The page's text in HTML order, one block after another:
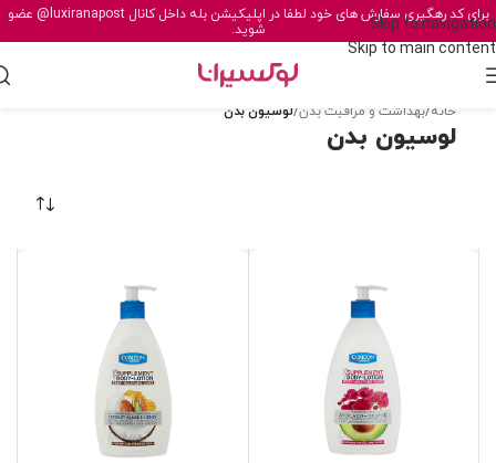
Skip to navigation
Skip to main content
برای کد رهگیری سفارش های خود لطفا در اپلیکیشن بله داخل کانال@luxiranapost عضو
شوید.
خانه/بهداشت و مراقبت بدن/لوسیون بدن
لوسیون بدن